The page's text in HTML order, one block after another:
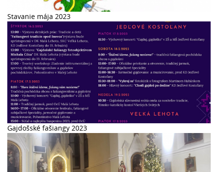
Stavanie mája 2023
Gajdošské fašiangy 2023